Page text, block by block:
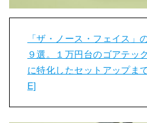
「ザ・ノース・フェイス」
９選。１万円台のゴアテッ
に特化したセットアップま
E]